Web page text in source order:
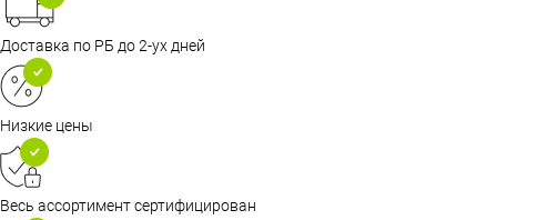
Доставка по РБ до 2-ух дней
Низкие цены
Весь ассортимент сертифицирован